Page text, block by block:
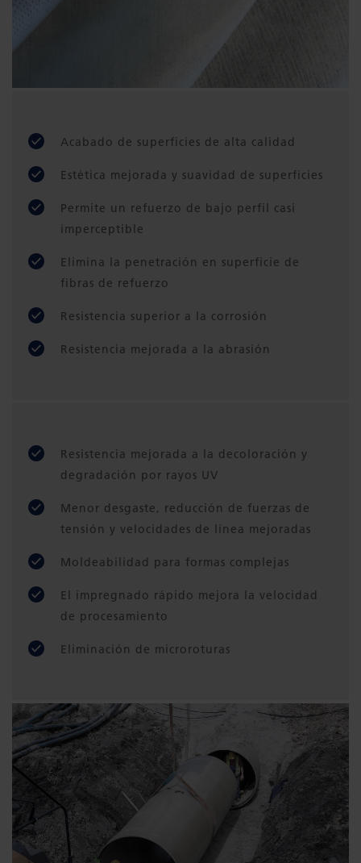
Acabado de superficies de alta calidad
Estética mejorada y suavidad de superficies
Permite un refuerzo de bajo perfil casi
imperceptible
Elimina la penetración en superficie de
fibras de refuerzo
Resistencia superior a la corrosión
Resistencia mejorada a la abrasión
Resistencia mejorada a la decoloración y
degradación por rayos UV
Menor desgaste, reducción de fuerzas de
tensión y velocidades de línea mejoradas
Moldeabilidad para formas complejas
El impregnado rápido mejora la velocidad
de procesamiento
Eliminación de microroturas